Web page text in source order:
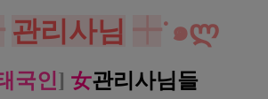
관리사님 ˙๑ლ
국인] 女관리사님들